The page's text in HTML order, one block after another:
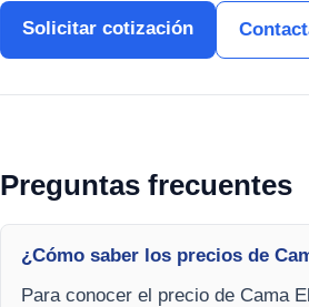
Solicitar cotización
Preguntas frecuentes
¿Cómo saber los precios de
Para conocer el precio de Cama